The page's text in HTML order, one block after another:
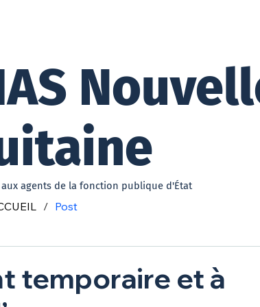
aux agents de la fonction publique d'État
/ Post
temporaire et à